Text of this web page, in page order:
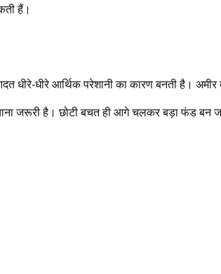
हैं।
धीरे-धीरे आर्थिक परेशानी का कारण बनती है।
जरूरी है। छोटी बचत ही आगे चलकर बड़ा फंड बन